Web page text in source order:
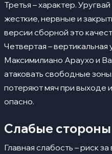
Третья – характер.
жесткие, нервные и
версии сборной это
Четвертая –
Максимилиано Араухо и
атаковать свободные
потеряют мяч при выходе
опасно.
Слабые стороны
Главная слабость – риск